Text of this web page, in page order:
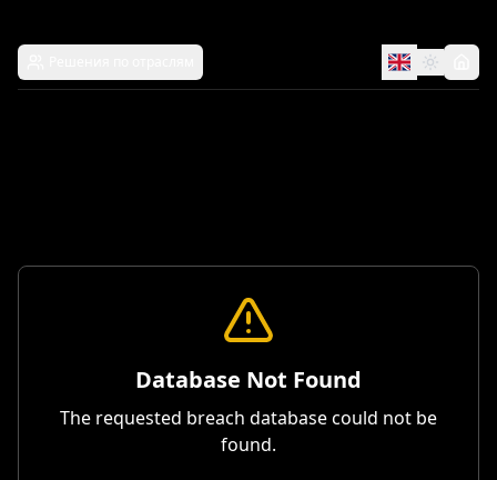
Database Not Found
The requested breach database could not be
found.